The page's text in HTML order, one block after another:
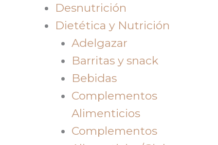
Desnutrición
Dietética y Nutrición
Adelgazar
Barritas y snack
Bebidas
Complementos
Alimenticios
Complementos